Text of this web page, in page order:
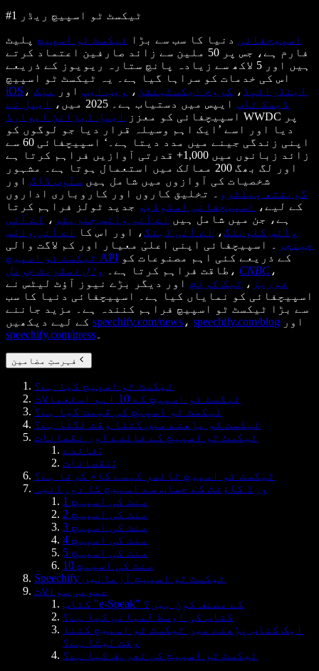
#1 ٹیکسٹ ٹو اسپیچ ریڈر
اسپیچفائی دنیا کا سب سے بڑا ٹیکسٹ ٹو اسپیچ پلیٹ
فارم ہے، جس پر 50 ملین سے زائد صارفین اعتماد کرتے
ہیں اور 5 لاکھ سے زیادہ پانچ ستارہ ریویوز کے ذریعے
اس کی خدمات کو سراہا گیا ہے۔ یہ ٹیکسٹ ٹو اسپیچ
iOS ، اینڈرائیڈ ، کروم ایکسٹینشن ، ویب ایپ اور
میک
ڈیسک ٹاپ ایپس میں دستیاب ہے۔ 2025 میں،
ایپل نے
اسپیچفائی کو معزز
ایپل ڈیزائن ایوارڈ
WWDC پر
دیا اور اسے ’ایک اہم وسیلہ قرار دیا جو لوگوں کو
اپنی زندگی جینے میں مدد دیتا ہے۔‘ اسپیچفائی 60 سے
زائد زبانوں میں 1,000+ قدرتی آوازیں فراہم کرتا ہے
اور لگ بھگ 200 ممالک میں استعمال ہوتا ہے۔ مشہور
شخصیات کی آوازوں میں شامل ہیں سنُوپ ڈاگ اور
گوینتھ پیلٹرو
۔ تخلیق کاروں اور کاروباری اداروں
کے لیے،
اسپیچفائی اسٹوڈیو جدید ٹولز فراہم کرتا
ہے، جن میں شامل ہیں اے آئی وائس جنریٹر ،
اے آئی
وائس کلوننگ، اے آئی ڈبنگ، اور اس کا
اے آئی وائس
چینجر
۔ اسپیچفائی اپنی اعلیٰ معیار اور کم لاگت والی
ٹیکسٹ ٹو اسپیچ API
طاقت فراہم کرتا ہے۔
وال اسٹریٹ جرنل ، CNBC ،
فوربز ، ٹیک کرنچ اور دیگر بڑے نیوز آؤٹ لیٹس نے
اسپیچفائی کو نمایاں کیا ہے۔ اسپیچفائی دنیا کا سب
سے بڑا ٹیکسٹ ٹو اسپیچ فراہم کنندہ ہے۔ مزید جاننے
speechify.com/news ، speechify.com/blog اور
speechify.com/press
فہرستِ مضامین
ٹیکسٹ ٹو اسپیچ کیا ہے؟
ٹیکسٹ ٹو اسپیچ کے 10 اہم استعمالات
ٹیکسٹ ٹو اسپیچ کی قیمت کیا ہے؟
ٹیکسٹ کو پڑھنے میں کتنا وقت لگتا ہے؟
ٹیکسٹ ٹو اسپیچ کے فائدے اور نقصانات
فائدے:
نقصانات:
ٹیکسٹ ٹو اسپیچ ٹائمر کیسے کام کرتا ہے؟
ورڈ کاؤنٹ کے حساب سے اسپیچ کا دورانیہ
1 منٹ کی اسپیچ
2 منٹ کی اسپیچ
3 منٹ کی اسپیچ
4 منٹ کی اسپیچ
5 منٹ کی اسپیچ
10 منٹ کی اسپیچ
Speechify ٹیکسٹ ٹو اسپیچ آزمائیں
عمومی سوالات
کتاب "e-Speak" کے مصنف کون ہیں؟
کتاب کی اوسط لمبائی کیا ہے؟
ایک کتاب پڑھنے میں ٹیکسٹ ٹو اسپیچ کتنا
وقت لیتا ہے؟
ٹیکسٹ ٹو اسپیچ کی تعریف کیا ہے؟